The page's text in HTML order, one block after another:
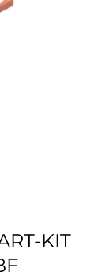
KIT